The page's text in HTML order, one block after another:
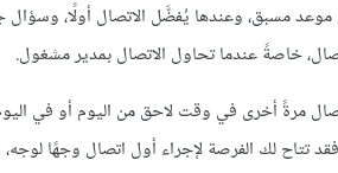
مسبق، وعندها يُفضَّل الاتصال أولًا، وسؤال
خاصةً عندما تحاول الاتصال بمدير مشغول.
مرةً أخرى في وقت لاحق من اليوم أو في اليوم
تتاح لك الفرصة لإجراء أول اتصال وجهًا لوجه،